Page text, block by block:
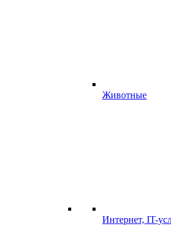
Животные
Интернет, IT-